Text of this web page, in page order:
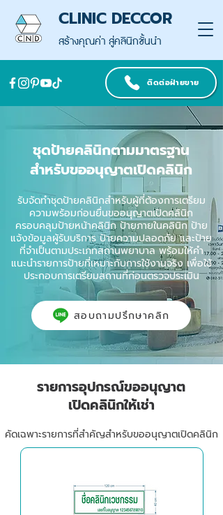
สร้างคุณค่า สู่คลินิกชั้นนำ
CLINIC DECCOR
ติดต่อฝ่ายขาย
ชุดป้ายคลินิกตามมาตรฐาน
สำหรับขออนุญาตเปิดคลินิก
รับจัดทำชุดป้ายคลินิกสำหรับผู้ที่ต้องการเตรียม
ความพร้อมก่อนยื่นขออนุญาตเปิดคลินิก
ครอบคลุมป้ายหน้าคลินิก ป้ายภายในคลินิก ป้าย
แจ้งข้อมูลผู้รับบริการ ป้ายความปลอดภัย และป้าย
ที่จำเป็นตามประเภทสถานพยาบาล พร้อมให้คำ
แนะนำรายการป้ายที่เหมาะกับการใช้งานจริง เพื่อใช้
ประกอบการเตรียมสถานที่ก่อนตรวจประเมิน
สอบถามปรึกษาคลิก
รายการอุปกรณ์ขออนุญาต
เปิดคลินิกให้เช่า
คัดเฉพาะรายการที่สำคัญสำหรับขออนุญาตเปิดคลินิก